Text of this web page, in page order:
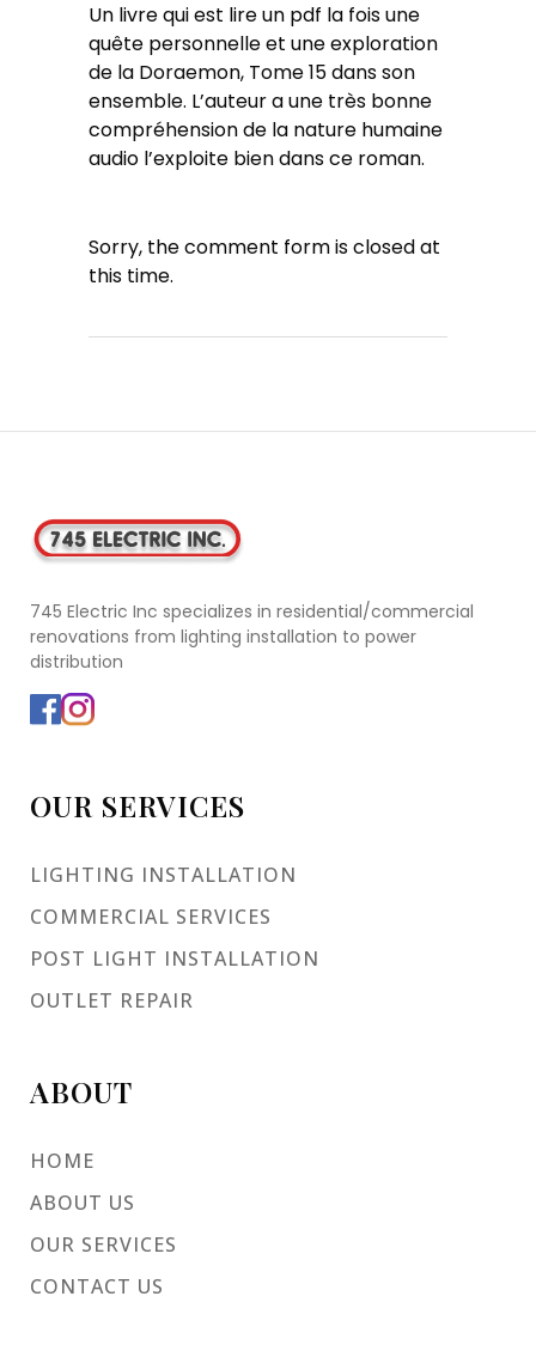
Un livre qui est lire un pdf la fois une
quête personnelle et une exploration
de la Doraemon, Tome 15 dans son
ensemble. L’auteur a une très bonne
compréhension de la nature humaine
audio l’exploite bien dans ce roman.
Sorry, the comment form is closed at
this time.
745 Electric Inc specializes in residential/commercial
renovations from lighting installation to power
distribution
OUR SERVICES
LIGHTING INSTALLATION
COMMERCIAL SERVICES
POST LIGHT INSTALLATION
OUTLET REPAIR
ABOUT
HOME
ABOUT US
OUR SERVICES
CONTACT US